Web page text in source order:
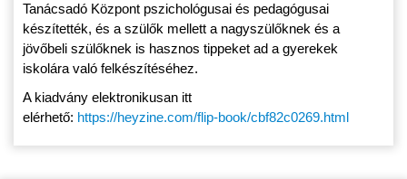
Tanácsadó Központ pszichológusai és pedagógusai
készítették, és a szülők mellett a nagyszülőknek és a
jövőbeli szülőknek is hasznos tippeket ad a gyerekek
iskolára való felkészítéséhez.
A kiadvány elektronikusan itt
elérhető: https://heyzine.com/flip-book/cbf82c0269.html